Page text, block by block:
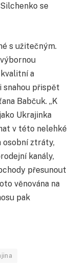
se
s užitečným.
a
snahou přispět
Babčuk. „K
Ukrajinka
v této nelehké
osobní ztráty,
kanály,
přesunout
věnována na
pak